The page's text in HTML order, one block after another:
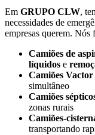
Em GRUPO CLW,
necessidades de
empresas querem. Nós
Camiões de
líquidos e
Camiões Vactor
simultâneo
Camiões
zonas rurais
Camiões-
transportando